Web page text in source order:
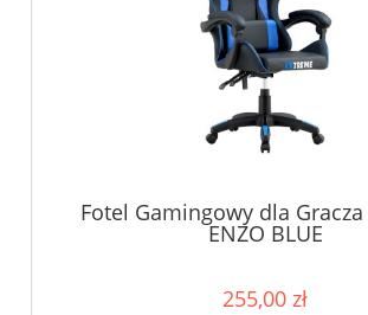
Fotel Gamingowy dla
ENZO BLUE
255,00 zł